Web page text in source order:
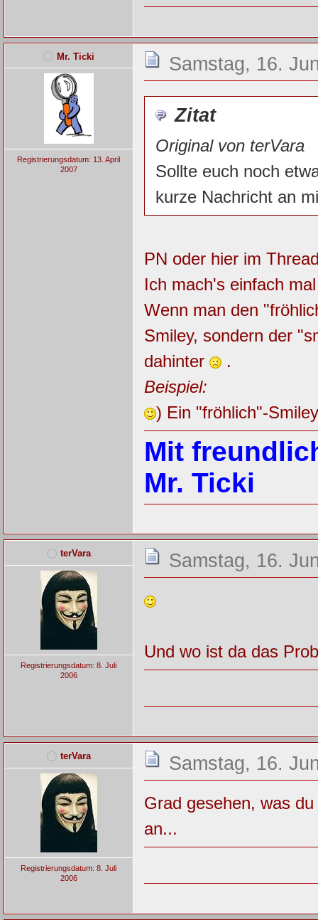
Mr. Ticki
Registrierungsdatum: 13. April
2007
Samstag, 16.
Zitat
Original von terVara
Sollte euch noch
kurze Nachricht an
PN oder hier im
Ich mach's einfach
Wenn man den
Smiley, sondern der
dahinter
.
Beispiel:
) Ein "fröhlich"-
Mit
Mr. Ticki
terVara
Registrierungsdatum: 8. Juli
2006
Samstag, 16.
Und wo ist da das
terVara
Registrierungsdatum: 8. Juli
2006
Samstag, 16.
Grad gesehen, was
an...